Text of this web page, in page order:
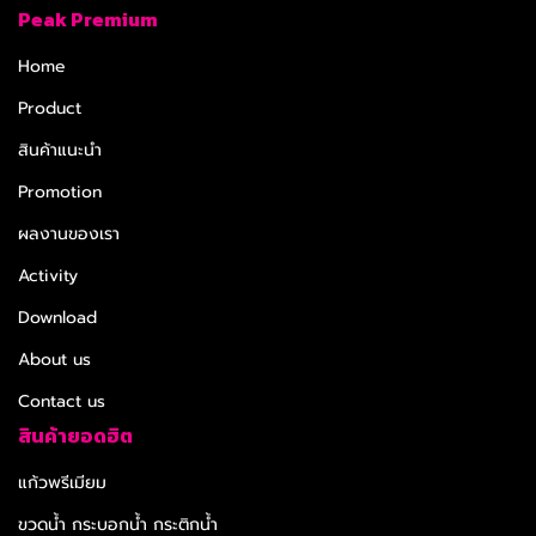
Peak Premium
Home
Product
สินค้าแนะนำ
Promotion
ผลงานของเรา
Activity
Download
About us
Contact us
สินค้ายอดฮิต
แก้วพรีเมียม
ขวดน้ำ กระบอกน้ำ กระติกน้ำ